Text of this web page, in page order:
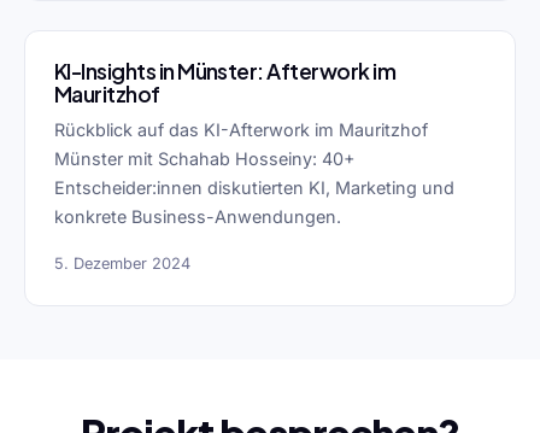
KI-Insights in Münster: Afterwork im
Mauritzhof
Rückblick auf das KI-Afterwork im Mauritzhof
Münster mit Schahab Hosseiny: 40+
Entscheider:innen diskutierten KI, Marketing und
konkrete Business-Anwendungen.
5. Dezember 2024